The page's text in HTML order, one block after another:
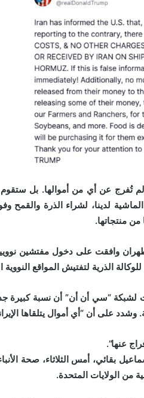
تُفرج عن أي من أموالها. بل
لدينا، لشراء الذرة والقمح
من منتجاتها.
وافقت على دخول مفتشين
الذرية لتفتيش المواقع النووية
“سي أن أن” أن نسبة كبيرة جدا
على أن “أي أموال يتلقاها
عنها”.
بقائي، أمس الثلاثاء، صحة
من الولايات المتحدة.